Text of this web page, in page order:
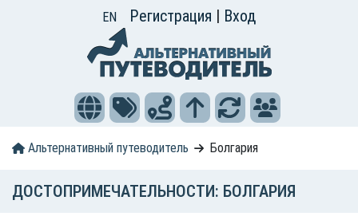
EN Регистрация | Вход
Альтернативный путеводитель Болгария
ДОСТОПРИМЕЧАТЕЛЬНОСТИ: БОЛГАРИЯ